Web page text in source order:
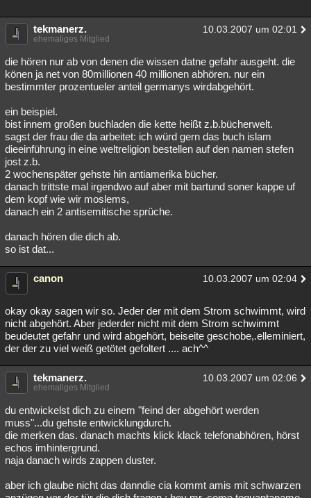
tekmanerz. 10.03.2007 um 02:01
ehemaliges Mitglied
die hören nur ab von denen die wissen datne gefahr ausgeht. die
könen ja net von 80millionen 40 millionen abhören. nur ein
bestimmter prozentueler anteil germanys wirdabgehört.
ein beispiel.
bist innem großen buchladen die kette heißt z.b.bücherwelt.
sagst der frau die da arbeitet: ich würd gern das buch islam
dieeinführung in eine weltreligion bestellen auf den namen stefen
jost z.b.
2 wochenspäter gehste hin antiamerika bücher.
danach trittste mal irgendwo auf aber mit bartund soner kappe uf
dem kopf wie wir moslems,
danach ein 2 antisemitische sprüche.
danach hören die dich ab.
so ist dat...
canon 10.03.2007 um 02:04
okay okay sagen wir so. Jeder der mit dem Strom schwimmt, wird
nicht abgehört. Aber jederder nicht mit dem Strom schwimmt
beudeutet gefahr und wird abgehört, beiseite geschobe,.elleminiert,
der der zu viel weiß getötet gefoltert .... ach^^
tekmanerz. 10.03.2007 um 02:06
ehemaliges Mitglied
du entwickelst dich zu einem "feind der abgehört werden
muss"...du gehste entwicklungdurch.
die merken das. danach machts klick klack telefonabhören, hörst
echos imhintergrund.
naja danach wirds zappen duster.
aber ich glaube nicht das danndie cia kommt amis mit schwarzen